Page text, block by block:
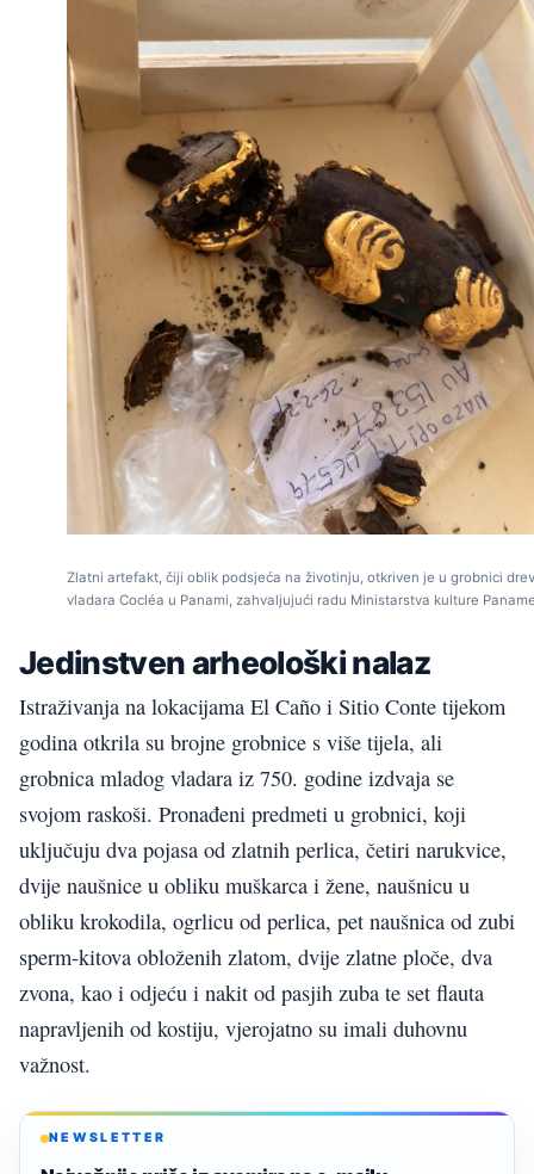
Zlatni artefakt, čiji oblik podsjeća na životinju, otkriven je u grobnici
vladara Cocléa u Panami, zahvaljujući radu Ministarstva kulture
Jedinstven arheološki nalaz
Istraživanja na lokacijama El Caño i Sitio Conte tijekom
godina otkrila su brojne grobnice s više tijela, ali
grobnica mladog vladara iz 750. godine izdvaja se
svojom raskoši. Pronađeni predmeti u grobnici, koji
uključuju dva pojasa od zlatnih perlica, četiri narukvice,
dvije naušnice u obliku muškarca i žene, naušnicu u
obliku krokodila, ogrlicu od perlica, pet naušnica od zubi
sperm-kitova obloženih zlatom, dvije zlatne ploče, dva
zvona, kao i odjeću i nakit od pasjih zuba te set flauta
napravljenih od kostiju, vjerojatno su imali duhovnu
važnost.
NEWSLETTER